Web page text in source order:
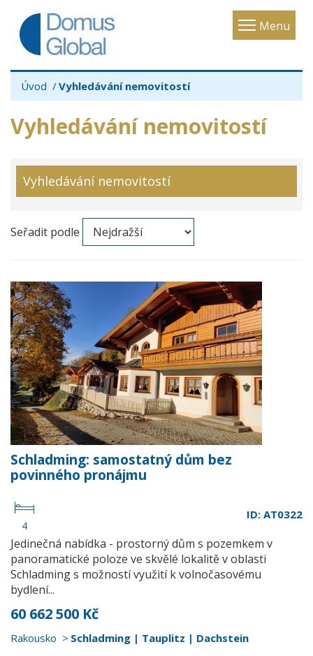
Menu
Toggle
Úvod Vyhledávání nemovitostí
Vyhledávání nemovitostí
Vyhledávání nemovitostí
Seřadit podle
Schladming: samostatný dům bez
povinného pronájmu
4
ID: AT0322
Jedinečná nabídka - prostorný dům s pozemkem v
panoramatické poloze ve skvělé lokalitě v oblasti
Schladming s možností využití k volnočasovému
bydlení...
60 662 500 Kč
Rakousko Schladming | Tauplitz | Dachstein